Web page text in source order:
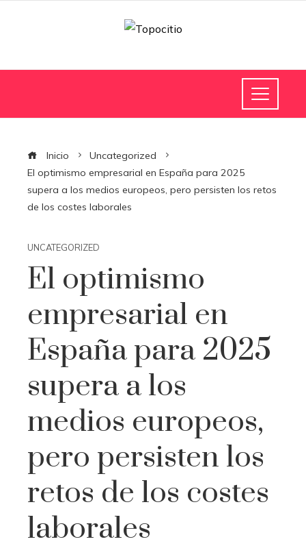
Inicio
Uncategorized
El optimismo empresarial en España para 2025
supera a los medios europeos, pero persisten los retos
de los costes laborales
UNCATEGORIZED
El optimismo
empresarial en
España para 2025
supera a los
medios europeos,
pero persisten los
retos de los costes
laborales